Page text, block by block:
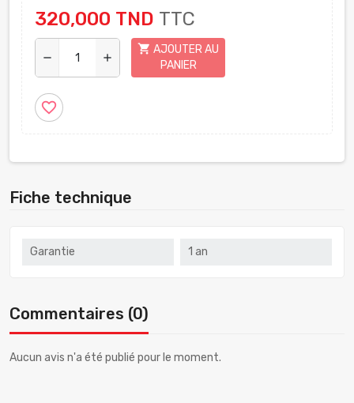
320,000 TND TTC
remove add
shopping_cart AJOUTER AU
PANIER
favorite_border
Fiche technique
Garantie 1 an
Commentaires (0)
Aucun avis n'a été publié pour le moment.